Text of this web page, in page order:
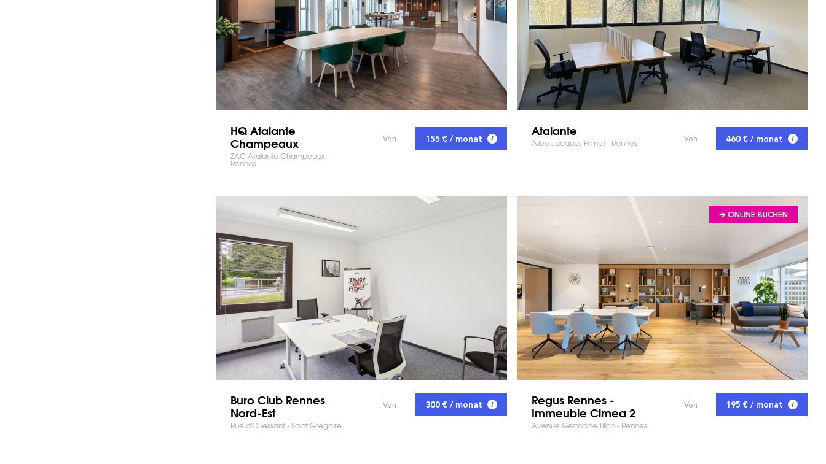
HQ Atalante
Champeaux
ZAC Atalante Champeaux -
Rennes
Von 155 € / monat Atalante
Allée Jacques Frimot - Rennes Von 460 € / monat
Buro Club Rennes
Nord-Est
Rue d'Ouessant - Saint Grégoire
Von 300 € / monat
➔ ONLINE BUCHEN
Regus Rennes -
Immeuble Cimea 2
Avenue Germaine Tillon - Rennes
Von 195 € / monat